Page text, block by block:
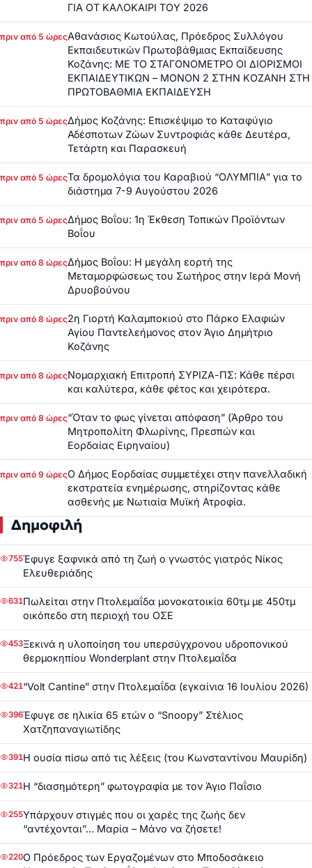
ΓΙΑ ΟΤ ΚΑΛΟΚΑΙΡΙ ΤΟΥ 2026
πριν από 5 ώρεςΑθανάσιος Κωτούλας, Πρόεδρος Συλλόγου
Εκπαιδευτικών Πρωτοβάθμιας Εκπαίδευσης
Κοζάνης: ΜΕ ΤΟ ΣΤΑΓΟΝΟΜΕΤΡΟ ΟΙ ΔΙΟΡΙΣΜΟΙ
ΕΚΠΑΙΔΕΥΤΙΚΩΝ – ΜΟΝΟΝ 2 ΣΤΗΝ ΚΟΖΑΝΗ ΣΤΗ
ΠΡΩΤΟΒΑΘΜΙΑ ΕΚΠΑΙΔΕΥΣΗ
πριν από 5 ώρεςΔήμος Κοζάνης: Επισκέψιμο το Καταφύγιο
Αδέσποτων Ζώων Συντροφιάς κάθε Δευτέρα,
Τετάρτη και Παρασκευή
πριν από 5 ώρεςΤα δρομολόγια του Καραβιού “ΟΛΥΜΠΙΑ” για το
διάστημα 7-9 Αυγούστου 2026
πριν από 5 ώρεςΔήμος Βοΐου: 1η Έκθεση Τοπικών Προϊόντων
Βοΐου
πριν από 8 ώρεςΔήμος Βοΐου: Η μεγάλη εορτή της
Μεταμορφώσεως του Σωτήρος στην Ιερά Μονή
Δρυοβούνου
πριν από 8 ώρες2η Γιορτή Καλαμποκιού στο Πάρκο Ελαφιών
Αγίου Παντελεήμονος στον Άγιο Δημήτριο
Κοζάνης
πριν από 8 ώρεςΝομαρχιακή Επιτροπή ΣΥΡΙΖΑ-ΠΣ: Κάθε πέρσι
και καλύτερα, κάθε φέτος και χειρότερα.
πριν από 8 ώρες“Όταν το φως γίνεται απόφαση” (Άρθρο του
Μητροπολίτη Φλωρίνης, Πρεσπών και
Εορδαίας Ειρηναίου)
πριν από 9 ώρεςΟ Δήμος Εορδαίας συμμετέχει στην πανελλαδική
εκστρατεία ενημέρωσης, στηρίζοντας κάθε
ασθενής με Νωτιαία Μυϊκή Ατροφία.
Δημοφιλή
755Έφυγε ξαφνικά από τη ζωή ο γνωστός γιατρός Νίκος
Ελευθεριάδης
631Πωλείται στην Πτολεμαΐδα μονοκατοικία 60τμ με 450τμ
οικόπεδο στη περιοχή του ΟΣΕ
453Ξεκινά η υλοποίηση του υπερσύγχρονου υδροπονικού
θερμοκηπίου Wonderplant στην Πτολεμαΐδα
421“Volt Cantine” στην Πτολεμαΐδα (εγκαίνια 16 Ιουλίου 2026)
396Έφυγε σε ηλικία 65 ετών ο “Snoopy” Στέλιος
Χατζηπαναγιωτίδης
391Η ουσία πίσω από τις λέξεις (του Κωνσταντίνου Μαυρίδη)
321Η “διασημότερη” φωτογραφία με τον Άγιο Παΐσιο
255Υπάρχουν στιγμές που οι χαρές της ζωής δεν
“αντέχονται”… Μαρία – Μάνο να ζήσετε!
220Ο Πρόεδρος των Εργαζομένων στο Μποδοσάκειο